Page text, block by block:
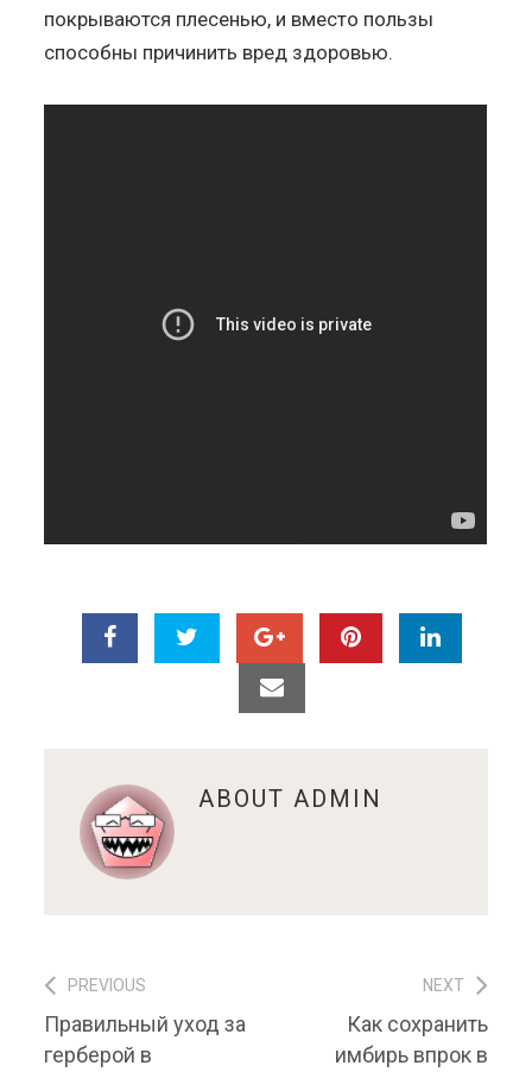
покрываются плесенью, и вместо пользы
способны причинить вред здоровью.
ABOUTADMIN
Навигация по записям
PREVIOUS
Previous post:
Правильный уход за
герберой в
NEXT
Next post:
Как сохранить
имбирь впрок в